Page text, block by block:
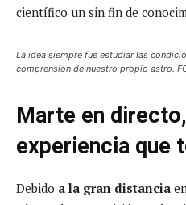
científico un sin fin de
La idea siempre fue estudiar las
comprensión de nuestro propio astro.
Marte en
experiencia que
Debido a la gran distancia